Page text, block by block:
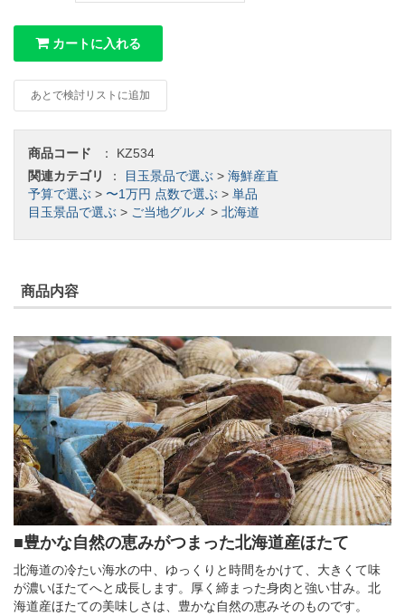
カートに入れる
あとで検討リストに追加
商品コード ： KZ534
関連カテゴリ
： 目玉景品で選ぶ > 海鮮産直
予算で選ぶ > 〜1万円 点数で選ぶ > 単品
目玉景品で選ぶ > ご当地グルメ > 北海道
商品内容
■豊かな自然の恵みがつまった北海道産ほたて
北海道の冷たい海水の中、ゆっくりと時間をかけて、大きくて味
が濃いほたてへと成長します。厚く締まった身肉と強い甘み。北
海道産ほたての美味しさは、豊かな自然の恵みそのものです。